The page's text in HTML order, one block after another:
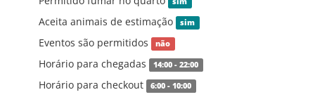
Aceita animais de estimação sim
Eventos são permitidos não
Horário para chegadas 14:00 - 22:00
Horário para checkout 6:00 - 10:00